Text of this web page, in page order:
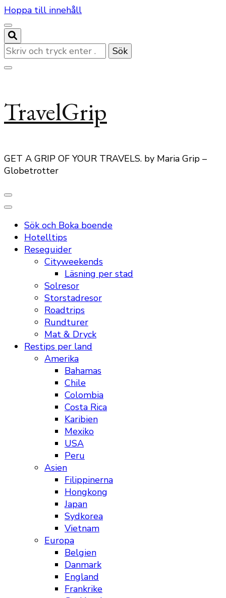
Hoppa till innehåll
Letar
du
efter
TravelGrip
GET A GRIP OF YOUR TRAVELS. by Maria Grip –
Globetrotter
Sök och Boka boende
Hotelltips
Reseguider
Cityweekends
Läsning per stad
Solresor
Storstadresor
Roadtrips
Rundturer
Mat & Dryck
Restips per land
Amerika
Bahamas
Chile
Colombia
Costa Rica
Karibien
Mexiko
USA
Peru
Asien
Filippinerna
Hongkong
Japan
Sydkorea
Vietnam
Europa
Belgien
Danmark
England
Frankrike